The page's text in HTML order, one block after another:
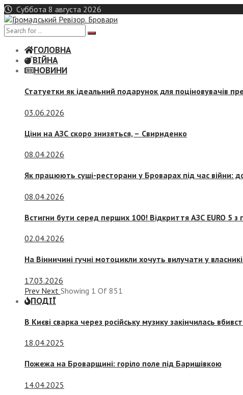
Skip
to
content
Суббота 8 августа 2026
ГОЛОВНА
ВІЙНА
НОВИНИ
Статуетки як ідеальний подарунок для поціновувачів
03.06.2026
Ціни на АЗС скоро знизяться, – Свириденко
08.04.2026
Як працюють суші-ресторани у Броварах під час війни:
08.04.2026
Встигни бути серед перших 100! Відкриття АЗС EURO 5
02.04.2026
На Вінничині гучні мотоцикли хочуть вилучати у
17.03.2026
Prev Next Showing 1 Of 851
ПОДІЇ
В Києві сварка через російську музику закінчилась
18.04.2025
Пожежа на Броварщині: горіло поле під Баришівкою
14.04.2025